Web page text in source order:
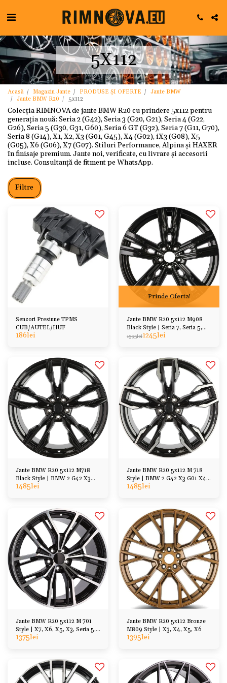
5X112
Acasă Magazin Jante PRODUSE ȘI OFERTE
Jante BMW
Jante BMW R20
5x112
Colecția RIMNOVA de jante BMW R20 cu prindere 5x112 pentru
generația nouă: Seria 2 (G42), Seria 3 (G20, G21), Seria 4 (G22,
G26), Seria 5 (G30, G31, G60), Seria 6 GT (G32), Seria 7 (G11, G70),
Seria 8 (G14), X1, X2, X3 (G01, G45), X4 (G02), iX3 (G08), X5
(G05), X6 (G06), X7 (G07). Stiluri Performance, Alpina și HAXER
în finisaje premium. Jante noi, verificate, cu livrare și accesorii
incluse. Consultanță de fitment pe WhatsApp.
Filtre
Senzori Presiune TPMS
CUB/AUTEL/HUF
186lei
Prinde Oferta!
Jante BMW R20 5x112 M908
Black Style | Seria 7, Seria 5,
X6, X5, X3
1395lei1245lei
Jante BMW R20 5x112 M718
Black Style | BMW 2 G42 X3
G01 X4 G02 iX3 G08
1485lei
Jante BMW R20 5x112 M 718
Style | BMW 2 G42 X3 G01 X4
G02 iX3 G08
1485lei
Jante BMW R20 5x112 M 701
Style | X7, X6, X5, X3, Seria 5,
Seria 7
1375lei
Jante BMW R20 5x112 Bronze
M809 Style | X3, X4, X5, X6
1395lei